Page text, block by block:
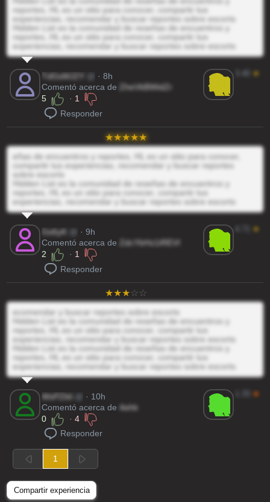
reportes, HL es un sitio para conocer, compartir tus
experiencias, recomendar y buscar reportes sobre escorts
Hidden List es la comunidad de reseñas de encuentros y
reportes, HL es un sitio para conocer, compartir tus
experiencias, recomendar y buscar reportes sobre escorts
TdGsMJ2Y
· 8h
Comentó acerca de
ZheVkBWidZr
5
· 1
Responder
★
eñas de encuentros y reportes, HL es un sitio para conocer,
compartir tus experiencias, recomendar y buscar reportes
sobre escorts
Hidden List es la comunidad de reseñas de encuentros y
reportes, HL es un sitio para conocer, compartir tus
experiencias, recomendar y buscar reportes sobre escorts
Gs6yK
· 9h
Comentó acerca de
ZdcYbHz1iREVI
2
· 1
Responder
★
ecomendar y buscar reportes sobre escorts
Hidden List es la comunidad de reseñas de encuentros y
reportes, HL es un sitio para conocer, compartir tus
experiencias, recomendar y buscar reportes sobre escorts
Hidden List es la comunidad de reseñas de encuentros y
reportes, HL es un sitio para conocer, compartir tus
experiencias, recomendar y buscar reportes sobre escorts
WsPZkli
· 10h
Comentó acerca de 4ehk
0
·4
Responder
★
1